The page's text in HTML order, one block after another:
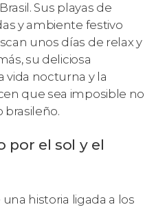
Sus playas de
y ambiente festivo
unos días de relax y
su deliciosa
vida nocturna y la
que sea imposible no
brasileño.
por el sol y el
historia ligada a los